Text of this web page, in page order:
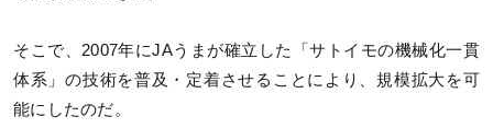
そこで、2007年にJAうまが確立した「サトイモの機械化一貫
体系」の技術を普及・定着させることにより、規模拡大を可
能にしたのだ。